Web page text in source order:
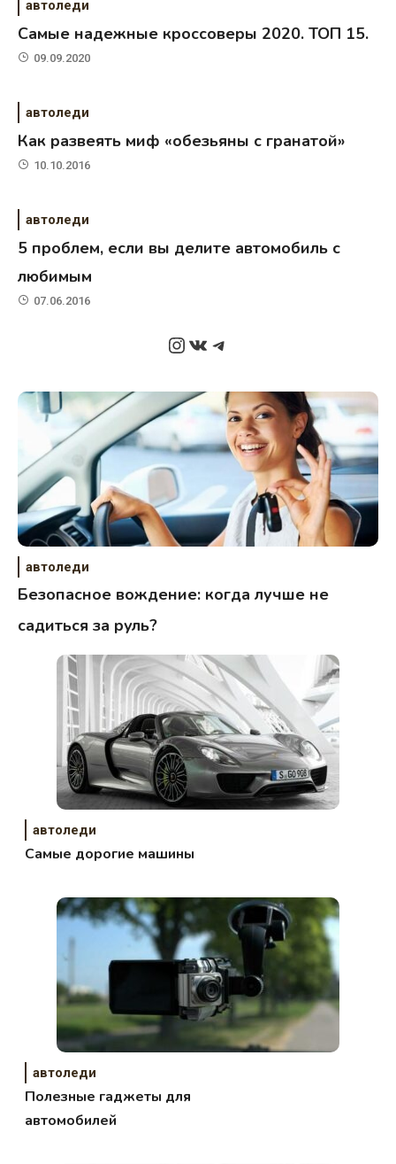
автоледи
Самые надежные кроссоверы 2020. ТОП 15.
09.09.2020
автоледи
Как развеять миф «обезьяны с гранатой»
10.10.2016
автоледи
5 проблем, если вы делите автомобиль с
любимым
07.06.2016
Instagram
ВКонтакте
Telegram
автоледи
Безопасное вождение: когда лучше не
садиться за руль?
автоледи
Самые дорогие машины
автоледи
Полезные гаджеты для
автомобилей